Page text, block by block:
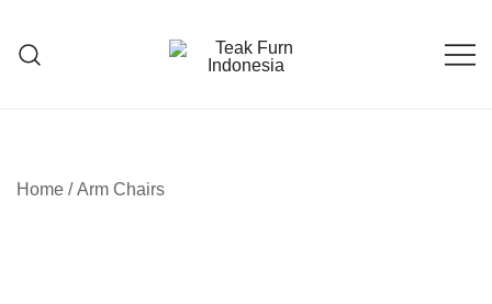
Home /Arm Chairs